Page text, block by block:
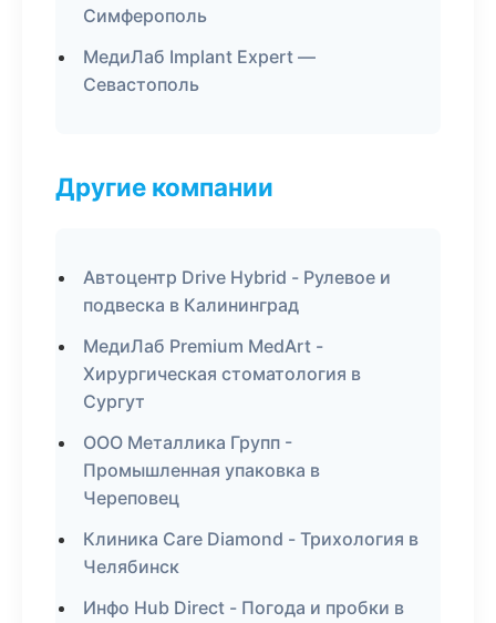
Симферополь
МедиЛаб Implant Expert —
Севастополь
Другие компании
Автоцентр Drive Hybrid - Рулевое и
подвеска в Калининград
МедиЛаб Premium MedArt -
Хирургическая стоматология в
Сургут
ООО Металлика Групп -
Промышленная упаковка в
Череповец
Клиника Care Diamond - Трихология в
Челябинск
Инфо Hub Direct - Погода и пробки в